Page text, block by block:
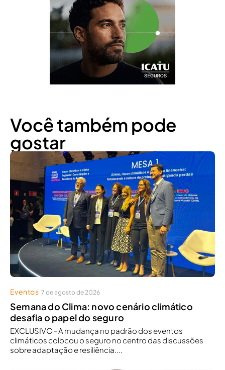
Você também pode
gostar
Eventos 7 de agosto de 2026
Semana do Clima: novo cenário climático
desafia o papel do seguro
EXCLUSIVO - A mudança no padrão dos eventos
climáticos colocou o seguro no centro das discussões
sobre adaptação e resiliência....